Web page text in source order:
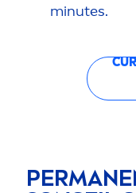
minutes.